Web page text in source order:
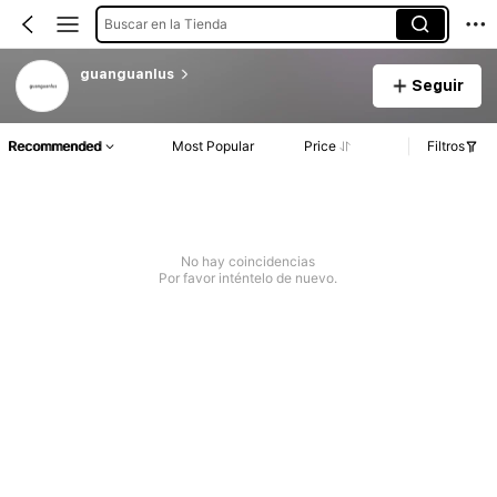
Buscar en la Tienda
guanguanlus
Seguir
Recommended Most Popular Price Filtros
No hay coincidencias
Por favor inténtelo de nuevo.